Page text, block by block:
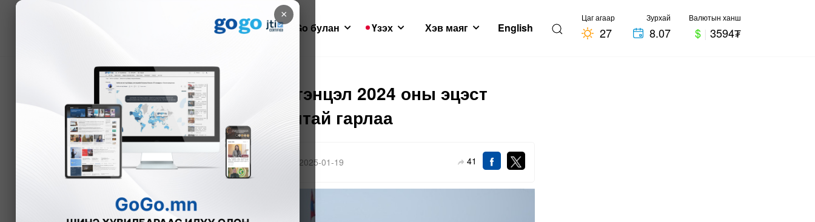
×
Мэдээ GoGo булан Үзэх Хэв маяг English
Цаг агаар
27
Зурхай
8.07
Валютын ханш
$ | 3594₮
Төсвийн тэнцвэржүүлсэн тэнцэл 2024 оны эцэст
₮776.2 тэрбумын алдагдалтай гарлаа
Bloomberg TV Mongolia Эдийн засаг 2025-01-19 41